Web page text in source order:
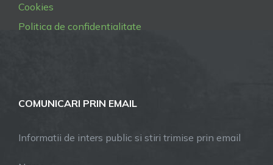
Cookies
Politica de confidentialitate
COMUNICARI PRIN EMAIL
Informatii de inters public si stiri trimise prin email